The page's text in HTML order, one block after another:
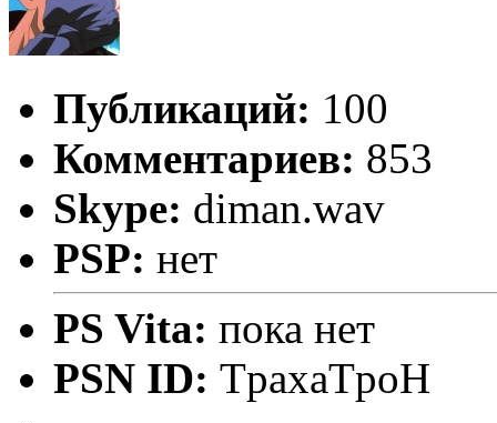
Публикаций: 100
Комментариев: 853
Skype: diman.wav
PSP: нет
PS Vita: пока нет
PSN ID: TpaxaTpoH